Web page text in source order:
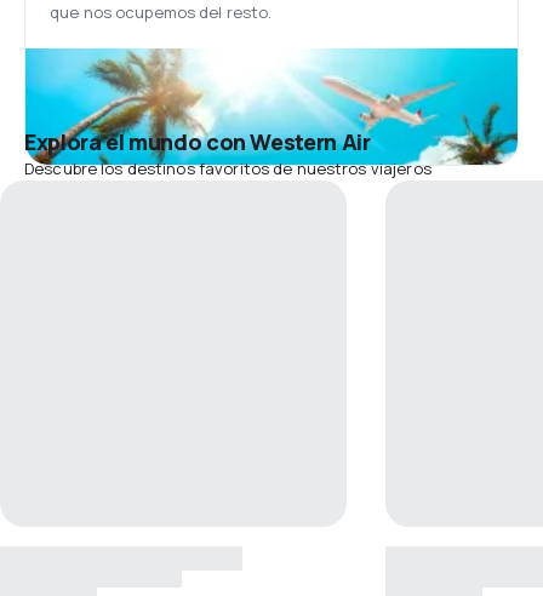
que nos ocupemos del resto.
Explora el mundo con Western Air
Descubre los destinos favoritos de nuestros viajeros